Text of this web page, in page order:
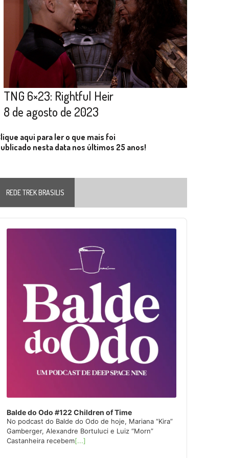
TNG 6×23: Rightful Heir
8 de agosto de 2023
aqui para ler o que mais foi
nesta data nos últimos 25 anos!
REDE TREK BRASILIS
Balde do Odo #122 Children of Time
No podcast do Balde do Odo de hoje, Mariana “Kira”
Gamberger, Alexandre Bortuluci e Luiz “Morn”
Castanheira recebem[...]